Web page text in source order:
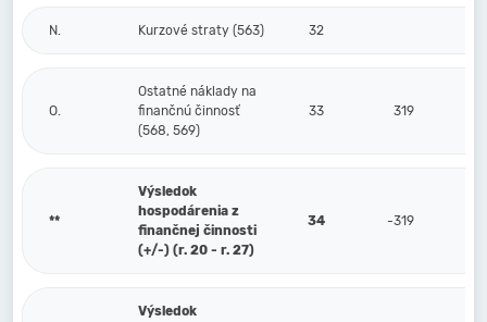
N. Kurzové straty (563) 32
O.
Ostatné náklady na
finančnú činnosť
(568, 569)
33 319
**
Výsledok
hospodárenia z
finančnej činnosti
(+/-) (r. 20 - r. 27)
34 -319
Výsledok